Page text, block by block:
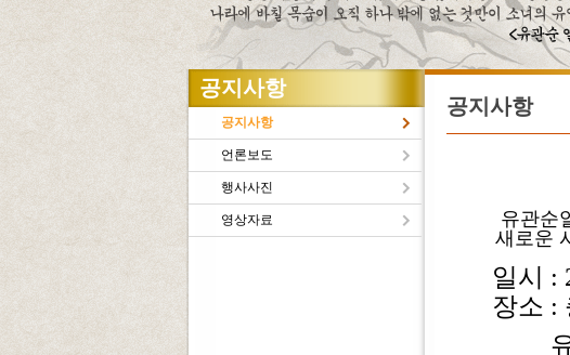
공지사항
공지사항
언론보도
행사사진
영상자료
공지사항
유관순열사
새로운 시
일시 :
장소 :